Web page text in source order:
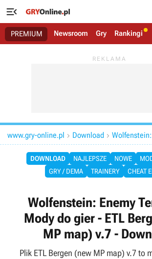

PREMIUM Newsroom Gry Rankingi
www.gry-online.pl  Download 
DOWNLOAD NAJLEPSZE NOWE
GRY / DEMA
TRAINERY CHEAT
Wolfenstein: Enemy
Mody do gier - ETL
MP map) v.7 -
Plik ETL Bergen (new MP map) v.7 to